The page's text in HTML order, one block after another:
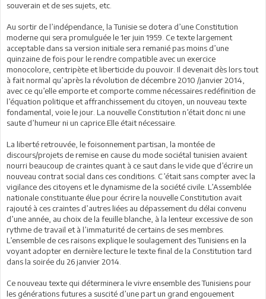
souverain et de ses sujets, etc.
Au sortir de l’indépendance, la Tunisie se dotera d’une Constitution
moderne qui sera promulguée le 1er juin 1959. Ce texte largement
acceptable dans sa version initiale sera remanié pas moins d’une
quinzaine de fois pour le rendre compatible avec un exercice
monocolore, centripète et liberticide du pouvoir. Il devenait dès lors tout
à fait normal qu’après la révolution de décembre 2010 /janvier 2014,
avec ce qu’elle emporte et comporte comme nécessaires redéfinition de
l’équation politique et affranchissement du citoyen, un nouveau texte
fondamental, voie le jour. La nouvelle Constitution n’était donc ni une
saute d’humeur ni un caprice.Elle était nécessaire.
La liberté retrouvée, le foisonnement partisan, la montée de
discours/projets de remise en cause du mode sociétal tunisien avaient
nourri beaucoup de craintes quant à ce saut dans le vide que d’écrire un
nouveau contrat social dans ces conditions. C’était sans compter avec la
vigilance des citoyens et le dynamisme de la société civile. L’Assemblée
nationale constituante élue pour écrire la nouvelle Constitution avait
rajouté à ces craintes d’autres liées au dépassement du délai convenu
d’une année, au choix de la feuille blanche, à la lenteur excessive de son
rythme de travail et à l’immaturité de certains de ses membres.
L’ensemble de ces raisons explique le soulagement des Tunisiens en la
voyant adopter en dernière lecture le texte final de la Constitution tard
dans la soirée du 26 janvier 2014.
Ce nouveau texte qui déterminera le vivre ensemble des Tunisiens pour
les générations futures a suscité d’une part un grand engouement